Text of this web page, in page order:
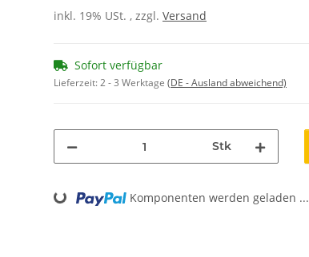
inkl. 19% USt. , zzgl. Versand
Sofort verfügbar
Lieferzeit:2 - 3 Werktage (DE - Ausland abweichend)
Stk
Loading... Komponenten werden geladen ...